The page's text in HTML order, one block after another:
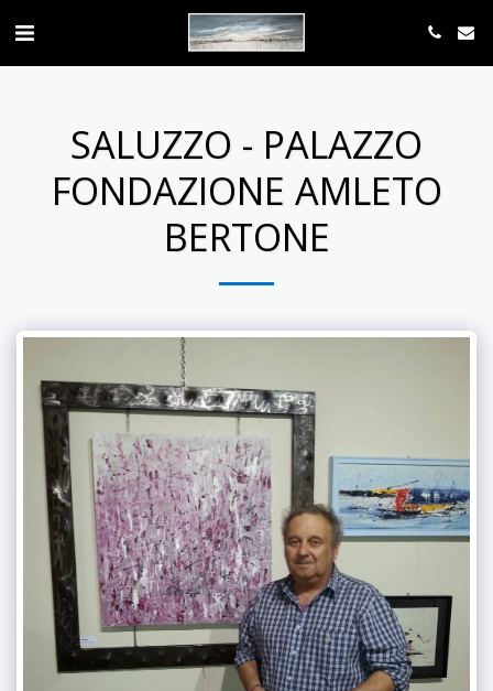
SALUZZO - PALAZZO
FONDAZIONE AMLETO
BERTONE